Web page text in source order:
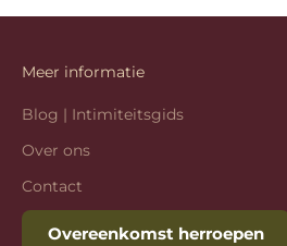
Meer informatie
Blog | Intimiteitsgids
Over ons
Contact
Overeenkomst herroepen